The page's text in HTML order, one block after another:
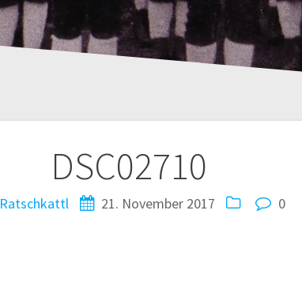
DSC02710
Ratschkattl 21. November 2017 0